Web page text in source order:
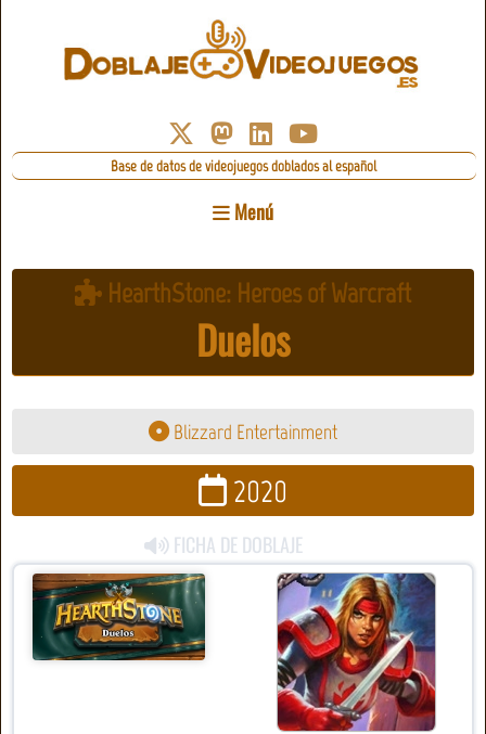
Base de datos de videojuegos doblados al español
Menú
HearthStone: Heroes of Warcraft
Duelos
Blizzard Entertainment
2020
FICHA DE DOBLAJE